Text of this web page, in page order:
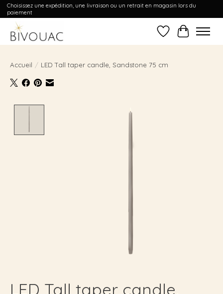
Choisissez une expédition, une livraison ou un retrait en magasin lors du
paiement
Liste dePanier
Accueil / LED Tall taper candle, Sandstone 75 cm
Product image slideshow Items
LED Tall taper candle,